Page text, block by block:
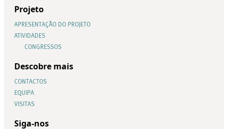
Projeto
APRESENTAÇÃO DO PROJETO
ATIVIDADES
CONGRESSOS
Descobre mais
CONTACTOS
EQUIPA
VISITAS
Siga-nos